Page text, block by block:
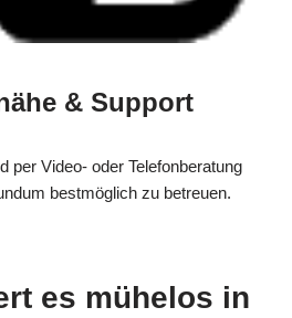
& Support
per Video- oder Telefonberatung
bestmöglich zu betreuen.
es mühelos in